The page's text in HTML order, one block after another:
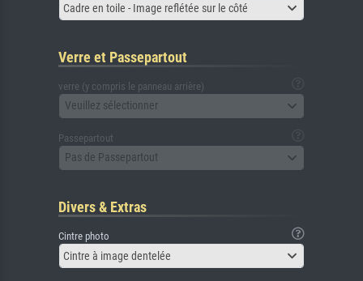
Cadre en toile - Image reflétée sur le côté
Verre et Passepartout
verre (y compris le panneau arrière)
Veuillez sélectionner
Passepartout
Pas de Passepartout
Divers & Extras
Cintre photo
Cintre à image dentelée